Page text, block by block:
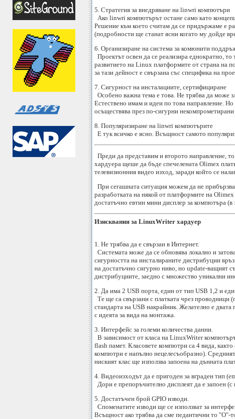
5. Стратегия за внедряване на linwri компютъри
Ако linwri компютърът остане само като
Решение към което считам да се придържаме е
(подробности ще станат ясни когато му дойде
6. Организиране на система за комюнити
Проектът освен да се реализира еднократно,
развитието на Linux платформите от страна на
за тази дейност е свързана със специфика на
7. Сигурност на инсталациите, сертифициране
Особено важна тема е това. Не трябва да може
Естествено имам и идеи по това направление.
осъществява през по-сигурни
8. Популяризиране на linwri компютърите
Е тук всичко е ясно. Всъщност самото
Преди да представим и второто направление,
хардуера щеше да бъде спечелената Olimex
телевизионния видео изход, заради който се
При сегашната ситуация можем да не
разработката на някой от платформите на
достатъчно евтин мини дисплер за компютъра
Изисквания за LinuxWriter хардуер
1. Не трябва да е свързан в Интернет.
Системата може да се обновява локално и
сигурността на инсталираните дистрибуции
на достатъчно сигурно ниво, но update-ващият
дистрибуциите, заедно с множество уникални
2. Да има 2 USB порта, един от тип USB 1,2 и
Те ще са свързани с платката чрез проводници
стандарта на USB накрайник. Желателно е
с идеята за вида на монтажа.
3. Интерфейс за големи количества данни.
В зависимост от класа на LinuxWriter
flash памет. Класовете компютри са 4 вида,
компютри е напълно нецелесъобразно).
ниският клас ще използва запоена на дънната
4. Видеоизходът да е пригоден за вграден тип
Дори е препоръчително дисплеят да е запоен (с
5. Достатъчен брой GPIO изводи.
Споменатите изводи ще се използват за
Всъщност ако трябва да сме педантични то "O"-